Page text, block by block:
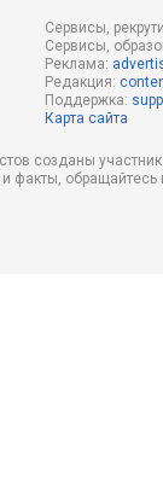
Сервисы,
Сервисы,
Реклама:
Редакция:
Поддержка:
Карта сайта
созданы
и факты,